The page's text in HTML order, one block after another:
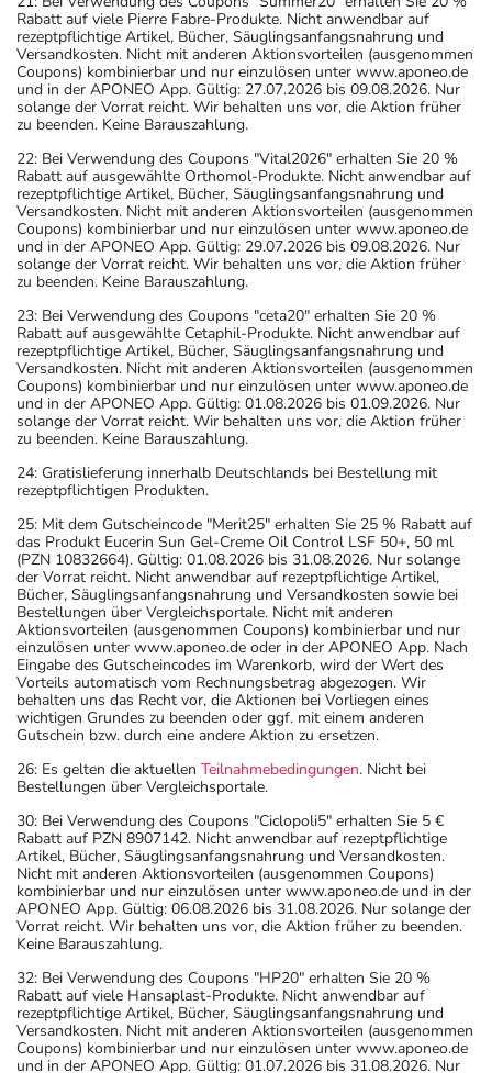
Rabatt auf viele Pierre Fabre-Produkte. Nicht anwendbar auf
rezeptpflichtige Artikel, Bücher, Säuglingsanfangsnahrung und
Versandkosten. Nicht mit anderen Aktionsvorteilen (ausgenommen
Coupons) kombinierbar und nur einzulösen unter www.aponeo.de
und in der APONEO App. Gültig: 27.07.2026 bis 09.08.2026. Nur
solange der Vorrat reicht. Wir behalten uns vor, die Aktion früher
zu beenden. Keine Barauszahlung.
22: Bei Verwendung des Coupons "Vital2026" erhalten Sie 20 %
Rabatt auf ausgewählte Orthomol-Produkte. Nicht anwendbar auf
rezeptpflichtige Artikel, Bücher, Säuglingsanfangsnahrung und
Versandkosten. Nicht mit anderen Aktionsvorteilen (ausgenommen
Coupons) kombinierbar und nur einzulösen unter www.aponeo.de
und in der APONEO App. Gültig: 29.07.2026 bis 09.08.2026. Nur
solange der Vorrat reicht. Wir behalten uns vor, die Aktion früher
zu beenden. Keine Barauszahlung.
23: Bei Verwendung des Coupons "ceta20" erhalten Sie 20 %
Rabatt auf ausgewählte Cetaphil-Produkte. Nicht anwendbar auf
rezeptpflichtige Artikel, Bücher, Säuglingsanfangsnahrung und
Versandkosten. Nicht mit anderen Aktionsvorteilen (ausgenommen
Coupons) kombinierbar und nur einzulösen unter www.aponeo.de
und in der APONEO App. Gültig: 01.08.2026 bis 01.09.2026. Nur
solange der Vorrat reicht. Wir behalten uns vor, die Aktion früher
zu beenden. Keine Barauszahlung.
24: Gratislieferung innerhalb Deutschlands bei Bestellung mit
rezeptpflichtigen Produkten.
25: Mit dem Gutscheincode "Merit25" erhalten Sie 25 % Rabatt auf
das Produkt Eucerin Sun Gel-Creme Oil Control LSF 50+, 50 ml
(PZN 10832664). Gültig: 01.08.2026 bis 31.08.2026. Nur solange
der Vorrat reicht. Nicht anwendbar auf rezeptpflichtige Artikel,
Bücher, Säuglingsanfangsnahrung und Versandkosten sowie bei
Bestellungen über Vergleichsportale. Nicht mit anderen
Aktionsvorteilen (ausgenommen Coupons) kombinierbar und nur
einzulösen unter www.aponeo.de oder in der APONEO App. Nach
Eingabe des Gutscheincodes im Warenkorb, wird der Wert des
Vorteils automatisch vom Rechnungsbetrag abgezogen. Wir
behalten uns das Recht vor, die Aktionen bei Vorliegen eines
wichtigen Grundes zu beenden oder ggf. mit einem anderen
Gutschein bzw. durch eine andere Aktion zu ersetzen.
26: Es gelten die aktuellen Teilnahmebedingungen. Nicht bei
Bestellungen über Vergleichsportale.
30: Bei Verwendung des Coupons "Ciclopoli5" erhalten Sie 5 €
Rabatt auf PZN 8907142. Nicht anwendbar auf rezeptpflichtige
Artikel, Bücher, Säuglingsanfangsnahrung und Versandkosten.
Nicht mit anderen Aktionsvorteilen (ausgenommen Coupons)
kombinierbar und nur einzulösen unter www.aponeo.de und in der
APONEO App. Gültig: 06.08.2026 bis 31.08.2026. Nur solange der
Vorrat reicht. Wir behalten uns vor, die Aktion früher zu beenden.
Keine Barauszahlung.
32: Bei Verwendung des Coupons "HP20" erhalten Sie 20 %
Rabatt auf viele Hansaplast-Produkte. Nicht anwendbar auf
rezeptpflichtige Artikel, Bücher, Säuglingsanfangsnahrung und
Versandkosten. Nicht mit anderen Aktionsvorteilen (ausgenommen
Coupons) kombinierbar und nur einzulösen unter www.aponeo.de
und in der APONEO App. Gültig: 01.07.2026 bis 31.08.2026. Nur